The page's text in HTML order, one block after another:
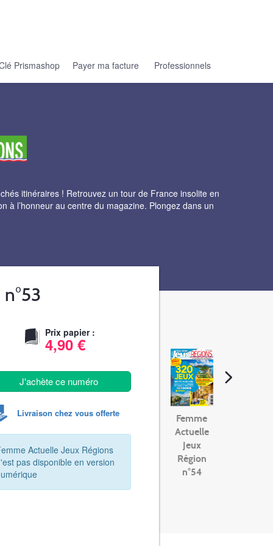
Prismashop Payer ma facture Professionnels
itinéraires ! Retrouvez un tour de France insolite en
l’honneur au centre du magazine. Plongez dans un
Prix papier :
4,90 €
J'achète ce numéro
Livraison chez vous offerte
Actuelle Jeux Régions
pas disponible en version
Femme
Actuelle
Jeux
Région
n°54